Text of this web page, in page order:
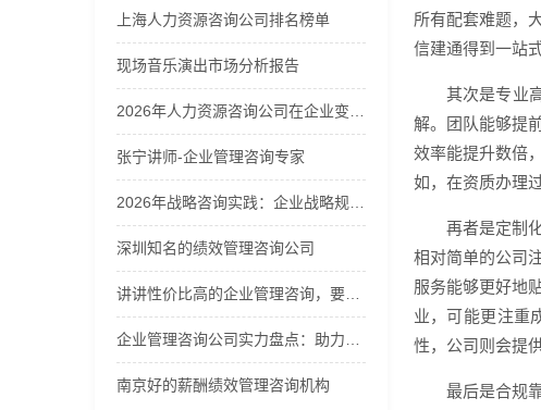
上海人力资源咨询公司排名榜单
现场音乐演出市场分析报告
张宁讲师-企业管理咨询专家
深圳知名的绩效管理咨询公司
南京好的薪酬绩效管理咨询机构
所有配套难题，
信建通得到一站
其次是专业
解。团队能够提
效率能提升数倍
如，在资质办理
再者是定制
相对简单的公司
服务能够更好地
业，可能更注重
性，公司则会提
最后是合规